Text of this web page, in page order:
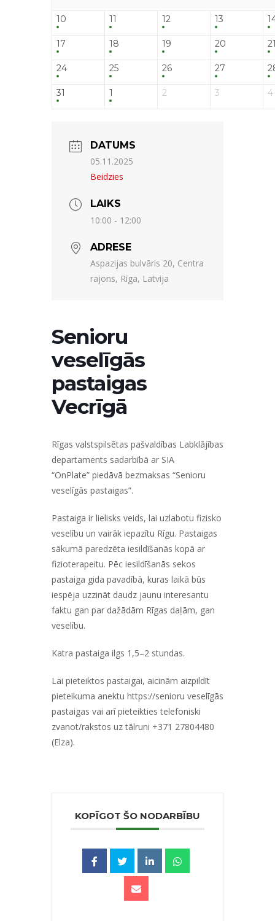
10 11 12 13
17 18 19 20
24 25 26 27
31 1 2 3 4
DATUMS
05.11.2025
Beidzies
LAIKS
10:00 - 12:00
ADRESE
Aspazijas bulvāris 20, Centra
rajons, Rīga, Latvija
Senioru
veselīgās
pastaigas
Vecrīgā
Rīgas valstspilsētas pašvaldības Labklājības
departaments sadarbībā ar SIA
“OnPlate” piedāvā bezmaksas “Senioru
veselīgās pastaigas”.
Pastaiga ir lielisks veids, lai uzlabotu fizisko
veselību un vairāk iepazītu Rīgu. Pastaigas
sākumā paredzēta iesildīšanās kopā ar
fizioterapeitu. Pēc iesildīšanās sekos
pastaiga gida pavadībā, kuras laikā būs
iespēja uzzināt daudz jaunu interesantu
faktu gan par dažādām Rīgas daļām, gan
veselību.
Katra pastaiga ilgs 1,5–2 stundas.
Lai pieteiktos pastaigai, aicinām aizpildīt
pieteikuma anektu https://senioru veselīgās
pastaigas vai arī pieteikties telefoniski
zvanot/rakstos uz tālruni +371 27804480
(Elza).
KOPĪGOT ŠO NODARBĪBU